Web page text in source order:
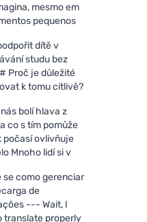
mesmo em
pequenos
dítě v
studu bez
Proč je důležité
k tomu citlivě?
bolí hlava z
co s tím pomůže
ovlivňuje
Mnoho lidí si v
se como gerenciar
de
--- Wait, I
translate properly